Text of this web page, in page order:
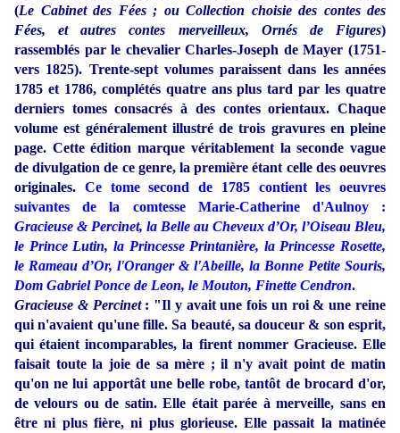
(Le Cabinet des Fées ; ou Collection choisie des contes des
Fées, et autres contes merveilleux, Ornés de Figures)
rassemblés par le chevalier Charles-Joseph de Mayer (1751-
vers 1825). Trente-sept volumes paraissent dans les années
1785 et 1786, complétés quatre ans plus tard par les quatre
derniers tomes consacrés à des contes orientaux. Chaque
volume est généralement illustré de trois gravures en pleine
page. Cette édition marque véritablement la seconde vague
de divulgation de ce genre, la première étant celle des oeuvres
originales. Ce tome second de 1785 contient les oeuvres
suivantes de la comtesse Marie-Catherine d'Aulnoy :
Gracieuse & Percinet, la Belle au Cheveux d’Or, l’Oiseau Bleu,
le Prince Lutin, la Princesse Printanière, la Princesse Rosette,
le Rameau d’Or, l'Oranger & l'Abeille, la Bonne Petite Souris,
Dom Gabriel Ponce de Leon, le Mouton, Finette Cendron.
Gracieuse & Percinet: "Il y avait une fois un roi & une reine
qui n'avaient qu'une fille. Sa beauté, sa douceur & son esprit,
qui étaient incomparables, la firent nommer Gracieuse. Elle
faisait toute la joie de sa mère ; il n'y avait point de matin
qu'on ne lui apportât une belle robe, tantôt de brocard d'or,
de velours ou de satin. Elle était parée à merveille, sans en
être ni plus fière, ni plus glorieuse. Elle passait la matinée